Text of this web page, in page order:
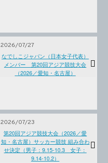
2026/07/27
なでしこジャパン（日本女子代表）
メンバー 第20回アジア競技大会
（2026／愛知・名古屋）
2026/07/23
第20回アジア競技大会（2026／愛
知・名古屋）サッカー競技 組み合わ
せ決定（男子：9.15-10.3 女子：
9.14-10.2）